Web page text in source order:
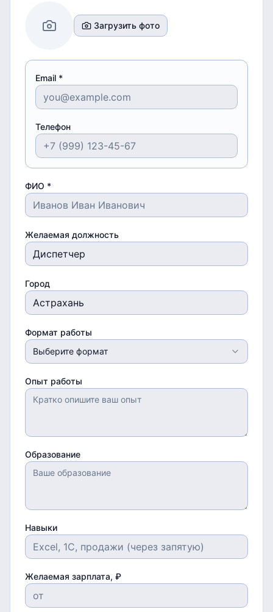
Загрузить фото
Email *
Телефон
ФИО *
Желаемая должность
Город
Формат работы
Выберите формат
Опыт работы
Образование
Навыки
Желаемая зарплата, ₽